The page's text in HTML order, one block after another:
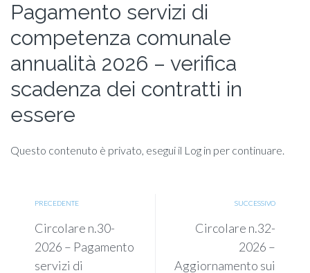
Pagamento servizi di
competenza comunale
annualità 2026 – verifica
scadenza dei contratti in
essere
Questo contenuto è privato, esegui il Log in per continuare.
PRECEDENTE
Circolare n.30-
2026 – Pagamento
servizi di
SUCCESSIVO
Circolare n.32-
2026 –
Aggiornamento sui